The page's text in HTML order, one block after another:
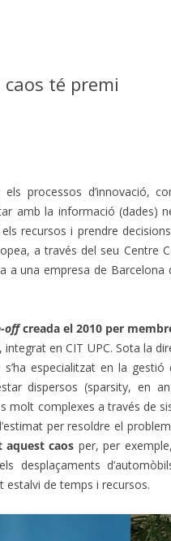
té premi
els processos d’innovació,
amb la informació (dades)
recursos i prendre
a través del seu Centre
a una empresa de
offcreada el 2010 per
integrat en CIT UPC. Sota la
s’ha especialitzat en la
dispersos (sparsity, en
molt complexes a través de
per resoldre el
aquest caos per, per
desplaçaments
estalvi de temps i recursos.